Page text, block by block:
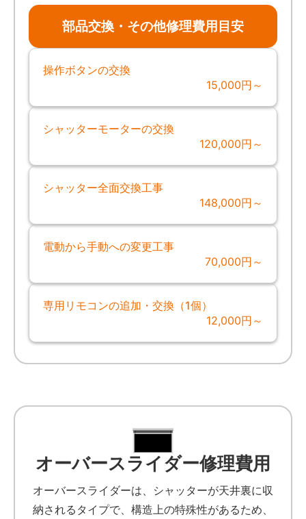
部品交換・その他修理費用目安
操作ボタンの交換
15,000円～
シャッターモーターの交換
120,000円～
シャッター全面交換工事
148,000円～
電動から手動への変更工事
70,000円～
専用リモコンの追加・交換（1個）
12,000円～
オーバースライダー修理費用
オーバースライダーは、シャッターが天井裏に収
納されるタイプで、構造上の特殊性があるため、